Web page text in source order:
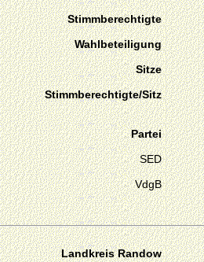
Stimmberechtigte
Wahlbeteiligung
Sitze
Stimmberechtigte/Sitz
Partei
SED
VdgB
Landkreis Randow